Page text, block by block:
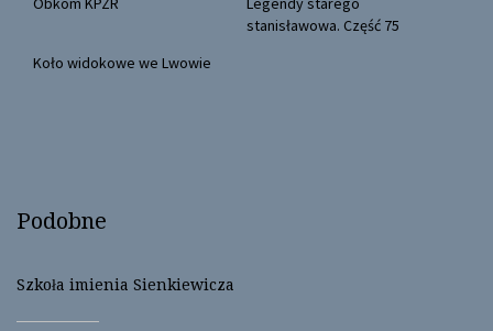
n
s
o
w
e
n
stanisławowa. Część 75
Koło widokowe we Lwowie
Podobne
Szkoła imienia Sienkiewicza